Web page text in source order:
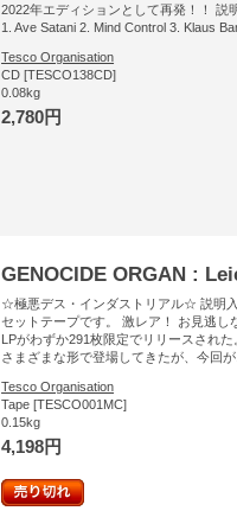
2022年エディションとして再発！！ 説
1. Ave Satani 2. Mind Control 3. Klaus
Tesco Organisation
CD [TESCO138CD]
0.08kg
2,780円
GENOCIDE ORGAN :
☆極悪デス・インダストリアル☆ 説明
セットテープです。 激レア！ お見逃
LPがわずか291枚限定でリリースされ
さまざまな形で登場してきたが、今回が
Tesco Organisation
Tape [TESCO001MC]
0.15kg
4,198円